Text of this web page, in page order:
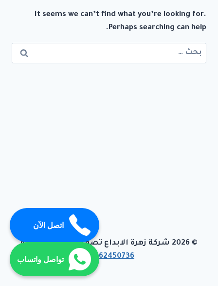
It seems we can’t find what you’re looking for.
Perhaps searching can help.
البحث
عن:
© 2026 شركة زهرة الابداع تصميم وبرمجة تيفاجو
01062450736
اتصل الآن
تواصل واتساب